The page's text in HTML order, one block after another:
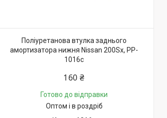
Поліуретанова втулка заднього
амортизатора нижня Nissan 200Sx, PP-
1016c
160 ₴
Готово до відправки
Оптом і в роздріб